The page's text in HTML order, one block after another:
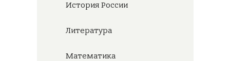
История России
Литература
Математика